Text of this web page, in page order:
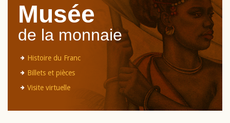
Musée
de la monnaie
Histoire du Franc
Billets et pièces
Visite virtuelle